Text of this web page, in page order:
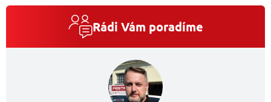
Rádi Vám poradíme